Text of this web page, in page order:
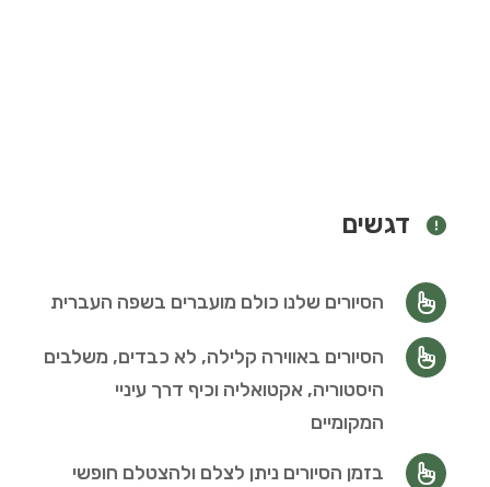
דגשים
הסיורים שלנו כולם מועברים בשפה העברית
הסיורים באווירה קלילה, לא כבדים, משלבים
היסטוריה, אקטואליה וכיף דרך עיניי
המקומיים
בזמן הסיורים ניתן לצלם ולהצטלם חופשי